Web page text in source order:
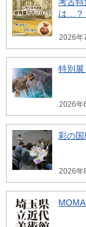
は…？
2026年
特別展
2026年
彩の国
2026年